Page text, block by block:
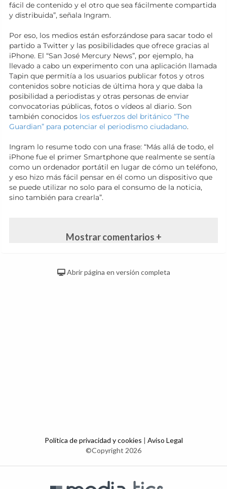
fácil de contenido y el otro que sea fácilmente compartida
y distribuida”, señala Ingram.
Por eso, los medios están esforzándose para sacar todo el
partido a Twitter y las posibilidades que ofrece gracias al
iPhone. El “San José Mercury News”, por ejemplo, ha
llevado a cabo un experimento con una aplicación llamada
Tapin que permitía a los usuarios publicar fotos y otros
contenidos sobre noticias de última hora y que daba la
posibilidad a periodistas y otras personas de enviar
convocatorias públicas, fotos o vídeos al diario. Son
también conocidos los esfuerzos del británico “The
Guardian” para potenciar el periodismo ciudadano.
Ingram lo resume todo con una frase: “Más allá de todo, el
iPhone fue el primer Smartphone que realmente se sentía
como un ordenador portátil en lugar de cómo un teléfono,
y eso hizo más fácil pensar en él como un dispositivo que
se puede utilizar no solo para el consumo de la noticia,
sino también para crearla”.
Mostrar comentarios +
Abrir página en versión completa
Política de privacidad y cookies | Aviso Legal
©Copyright 2026